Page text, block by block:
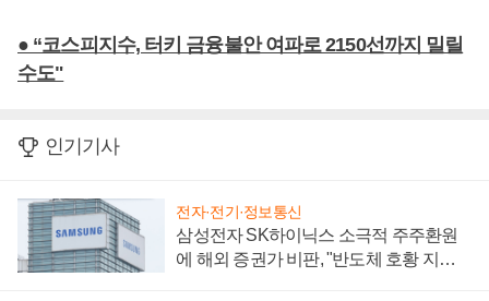
● “코스피지수, 터키 금융불안 여파로 2150선까지 밀릴
수도"
인기기사
전자·전기·정보통신
삼성전자 SK하이닉스 소극적 주주환원
에 해외 증권가 비판, "반도체 호황 지속